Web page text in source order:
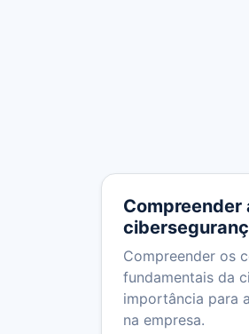
Compreender
Compreender os
fundamentais da
importância para
na empresa.